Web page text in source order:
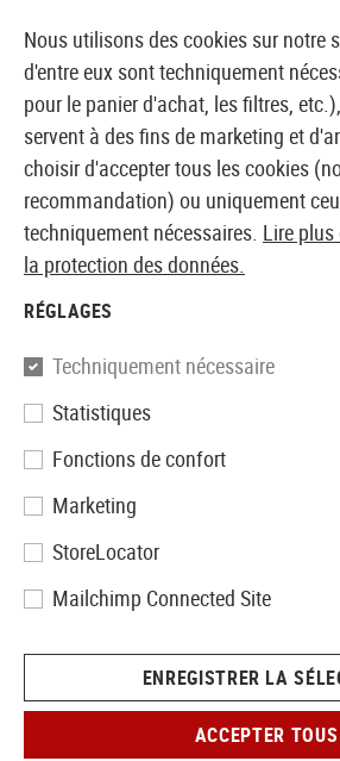
BOUTIQUE ET GROSSISTE
Accueil Répliques Airsoft
WE
M9 A1 Full Metal GBB
Nous utilisons des cookies sur notre
d'entre eux sont techniquement
pour le panier d'achat, les filtres,
servent à des fins de marketing et
choisir d'accepter tous les cookies
recommandation) ou uniquement
techniquement nécessaires. Lire
la protection des données.
RÉGLAGES
Techniquement nécessaire
Statistiques
Fonctions de confort
Marketing
StoreLocator
Mailchimp Connected Site
ENREGISTRER LA
ACCEPTER TOUS